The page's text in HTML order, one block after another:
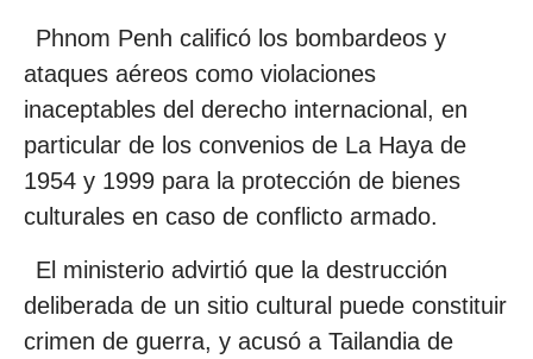
Phnom Penh calificó los bombardeos y
ataques aéreos como violaciones
inaceptables del derecho internacional, en
particular de los convenios de La Haya de
1954 y 1999 para la protección de bienes
culturales en caso de conflicto armado.
El ministerio advirtió que la destrucción
deliberada de un sitio cultural puede constituir
crimen de guerra, y acusó a Tailandia de